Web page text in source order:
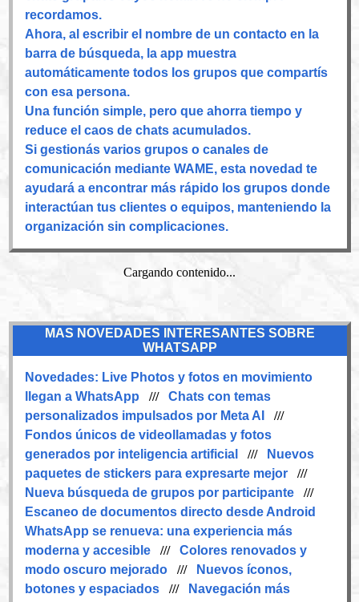
recordamos.
Ahora, al escribir el nombre de un contacto en la
barra de búsqueda, la app muestra
automáticamente todos los grupos que compartís
con esa persona.
Una función simple, pero que ahorra tiempo y
reduce el caos de chats acumulados.
Si gestionás varios grupos o canales de
comunicación mediante WAME, esta novedad te
ayudará a encontrar más rápido los grupos donde
interactúan tus clientes o equipos, manteniendo la
organización sin complicaciones.
Cargando contenido...
MAS NOVEDADES INTERESANTES SOBRE
WHATSAPP
Novedades: Live Photos y fotos en movimiento
llegan a WhatsApp /// Chats con temas
personalizados impulsados por Meta AI
///
Fondos únicos de videollamadas y fotos
generados por inteligencia artificial
///
Nuevos
paquetes de stickers para expresarte mejor///
Nueva búsqueda de grupos por participante///
Escaneo de documentos directo desde Android
WhatsApp se renueva: una experiencia más
moderna y accesible/// Colores renovados y
modo oscuro mejorado///
Nuevos íconos,
botones y espaciados///
Navegación más